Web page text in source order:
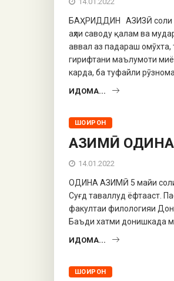
БАҲРИДДИН АЗИЗӢ соли
аҳли саводу қалам ва
аввал аз падараш омӯхта,
гирифтани маълумоти
карда, ба туфайли
ИДОМА...
ШОИРОН
АЗИМӢ ОДИНА
14.01.2022
ОДИНА АЗИМӢ 5 майи соли
Суғд таваллуд ёфтааст.
факултаи филологияи
Баъди хатми донишкада
ИДОМА...
ШОИРОН